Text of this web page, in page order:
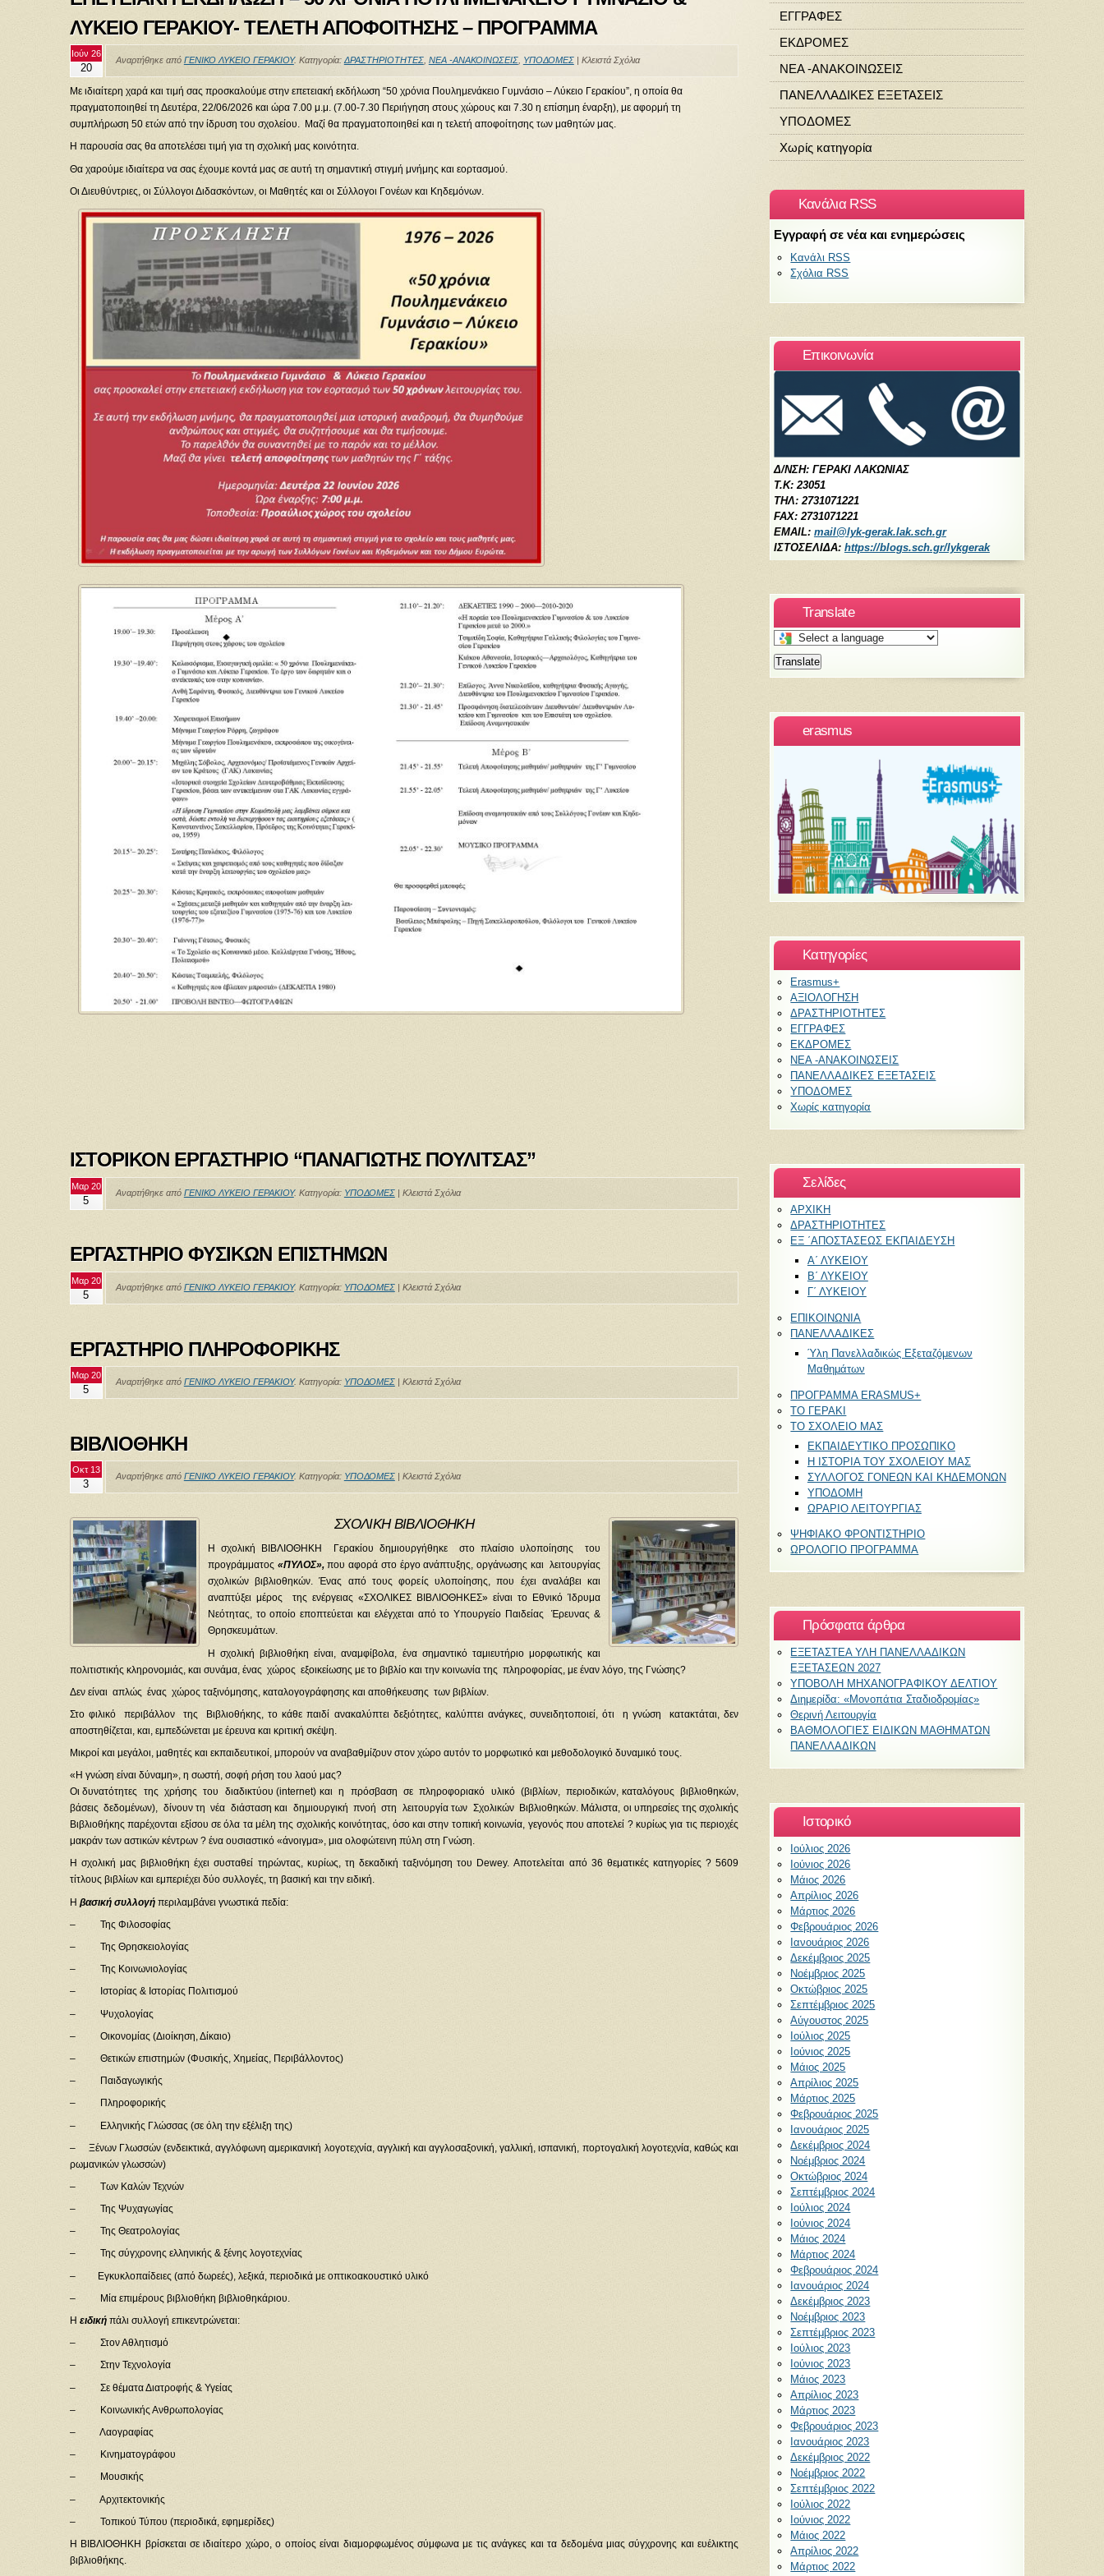
ΛΥΚΕΙΟ ΓΕΡΑΚΙΟΥ- ΤΕΛΕΤΗ ΑΠΟΦΟΙΤΗΣΗΣ – ΠΡΟΓΡΑΜΜΑ
Ιούν 26
20
Αναρτήθηκε από ΓΕΝΙΚΟ ΛΥΚΕΙΟ ΓΕΡΑΚΙΟΥ. Κατηγορία: ΔΡΑΣΤΗΡΙΟΤΗΤΕΣ, ΝΕΑ -ΑΝΑΚΟΙΝΩΣΕΙΣ, ΥΠΟΔΟΜΕΣ| Κλειστά Σχόλια
Με ιδιαίτερη χαρά και τιμή σας προσκαλούμε στην επετειακή εκδήλωση “50 χρόνια Πουλημενάκειο Γυμνάσιο – Λύκειο Γερακίου”, η οποία θα
πραγματοποιηθεί τη Δευτέρα, 22/06/2026 και ώρα 7.00 μ.μ. (7.00-7.30 Περιήγηση στους χώρους και 7.30 η επίσημη έναρξη), με αφορμή τη
συμπλήρωση 50 ετών από την ίδρυση του σχολείου. Μαζί θα πραγματοποιηθεί και η τελετή αποφοίτησης των μαθητών μας.
Η παρουσία σας θα αποτελέσει τιμή για τη σχολική μας κοινότητα.
Θα χαρούμε ιδιαίτερα να σας έχουμε κοντά μας σε αυτή τη σημαντική στιγμή μνήμης και εορτασμού.
Οι Διευθύντριες, οι Σύλλογοι Διδασκόντων, οι Μαθητές και οι Σύλλογοι Γονέων και Κηδεμόνων.
ΙΣΤΟΡΙΚΟΝ ΕΡΓΑΣΤΗΡΙΟ “ΠΑΝΑΓΙΩΤΗΣ ΠΟΥΛΙΤΣΑΣ”
Μαρ 20
5
Αναρτήθηκε από ΓΕΝΙΚΟ ΛΥΚΕΙΟ ΓΕΡΑΚΙΟΥ. Κατηγορία: ΥΠΟΔΟΜΕΣ| Κλειστά Σχόλια
ΕΡΓΑΣΤΗΡΙΟ ΦΥΣΙΚΩΝ ΕΠΙΣΤΗΜΩΝ
Μαρ 20
5
Αναρτήθηκε από ΓΕΝΙΚΟ ΛΥΚΕΙΟ ΓΕΡΑΚΙΟΥ. Κατηγορία: ΥΠΟΔΟΜΕΣ| Κλειστά Σχόλια
ΕΡΓΑΣΤΗΡΙΟ ΠΛΗΡΟΦΟΡΙΚΗΣ
Μαρ 20
5
Αναρτήθηκε από ΓΕΝΙΚΟ ΛΥΚΕΙΟ ΓΕΡΑΚΙΟΥ. Κατηγορία: ΥΠΟΔΟΜΕΣ| Κλειστά Σχόλια
ΒΙΒΛΙΟΘΗΚΗ
Οκτ 13
3
Αναρτήθηκε από ΓΕΝΙΚΟ ΛΥΚΕΙΟ ΓΕΡΑΚΙΟΥ. Κατηγορία: ΥΠΟΔΟΜΕΣ| Κλειστά Σχόλια
ΣΧΟΛΙΚΗ ΒΙΒΛΙΟΘΗΚΗ
Η σχολική ΒΙΒΛΙΟΘΗΚΗ Γερακίου δημιουργήθηκε στο πλαίσιο υλοποίησης του
προγράμματος «ΠΥΛΟΣ»,που αφορά στο έργο ανάπτυξης, οργάνωσης και λειτουργίας
σχολικών βιβλιοθηκών. Ένας από τους φορείς υλοποίησης, που έχει αναλάβει και
αναπτύξει μέρος της ενέργειας «ΣΧΟΛΙΚΕΣ ΒΙΒΛΙΟΘΗΚΕΣ» είναι το Εθνικό Ίδρυμα
Νεότητας, το οποίο εποπτεύεται και ελέγχεται από το Υπουργείο Παιδείας Έρευνας &
Θρησκευμάτων.
Η σχολική βιβλιοθήκη είναι, αναμφίβολα, ένα σημαντικό ταμιευτήριο μορφωτικής και
πολιτιστικής κληρονομιάς, και συνάμα, ένας χώρος εξοικείωσης με το βιβλίο και την κοινωνία της πληροφορίας, με έναν λόγο, της Γνώσης?
Δεν είναι απλώς ένας χώρος ταξινόμησης, καταλογογράφησης και αποθήκευσης των βιβλίων.
Στο φιλικό περιβάλλον της Βιβλιοθήκης, το κάθε παιδί ανακαλύπτει δεξιότητες, καλύπτει ανάγκες, συνειδητοποιεί, ότι η γνώση κατακτάται, δεν
αποστηθίζεται, και, εμπεδώνεται με έρευνα και κριτική σκέψη.
Μικροί και μεγάλοι, μαθητές και εκπαιδευτικοί, μπορούν να αναβαθμίζουν στον χώρο αυτόν το μορφωτικό και μεθοδολογικό δυναμικό τους.
«Η γνώση είναι δύναμη», η σωστή, σοφή ρήση του λαού μας?
Οι δυνατότητες της χρήσης του διαδικτύου (internet) και η πρόσβαση σε πληροφοριακό υλικό (βιβλίων, περιοδικών, καταλόγους βιβλιοθηκών,
βάσεις δεδομένων), δίνουν τη νέα διάσταση και δημιουργική πνοή στη λειτουργία των Σχολικών Βιβλιοθηκών. Μάλιστα, οι υπηρεσίες της σχολικής
Βιβλιοθήκης παρέχονται εξίσου σε όλα τα μέλη της σχολικής κοινότητας, όσο και στην τοπική κοινωνία, γεγονός που αποτελεί ? κυρίως για τις περιοχές
μακράν των αστικών κέντρων ? ένα ουσιαστικό «άνοιγμα», μια ολοφώτεινη πύλη στη Γνώση.
Η σχολική μας βιβλιοθήκη έχει συσταθεί τηρώντας, κυρίως, τη δεκαδική ταξινόμηση του Dewey. Αποτελείται από 36 θεματικές κατηγορίες ? 5609
τίτλους βιβλίων και εμπεριέχει δύο συλλογές, τη βασική και την ειδική.
Η βασική συλλογήπεριλαμβάνει γνωστικά πεδία:
– Της Φιλοσοφίας
– Της Θρησκειολογίας
– Της Κοινωνιολογίας
– Ιστορίας & Ιστορίας Πολιτισμού
– Ψυχολογίας
– Οικονομίας (Διοίκηση, Δίκαιο)
– Θετικών επιστημών (Φυσικής, Χημείας, Περιβάλλοντος)
– Παιδαγωγικής
– Πληροφορικής
– Ελληνικής Γλώσσας (σε όλη την εξέλιξη της)
– Ξένων Γλωσσών (ενδεικτικά, αγγλόφωνη αμερικανική λογοτεχνία, αγγλική και αγγλοσαξονική, γαλλική, ισπανική, πορτογαλική λογοτεχνία, καθώς και
ρωμανικών γλωσσών)
– Των Καλών Τεχνών
– Της Ψυχαγωγίας
– Της Θεατρολογίας
– Της σύγχρονης ελληνικής & ξένης λογοτεχνίας
– Εγκυκλοπαίδειες (από δωρεές), λεξικά, περιοδικά με οπτικοακουστικό υλικό
– Μία επιμέρους βιβλιοθήκη βιβλιοθηκάριου.
Η ειδικήπάλι συλλογή επικεντρώνεται:
– Στον Αθλητισμό
– Στην Τεχνολογία
– Σε θέματα Διατροφής & Υγείας
– Κοινωνικής Ανθρωπολογίας
– Λαογραφίας
– Κινηματογράφου
– Μουσικής
– Αρχιτεκτονικής
– Τοπικού Τύπου (περιοδικά, εφημερίδες)
Η ΒΙΒΛΙΟΘΗΚΗ βρίσκεται σε ιδιαίτερο χώρο, ο οποίος είναι διαμορφωμένος σύμφωνα με τις ανάγκες και τα δεδομένα μιας σύγχρονης και ευέλικτης
βιβλιοθήκης.
ΕΓΓΡΑΦΕΣ
ΕΚΔΡΟΜΕΣ
ΝΕΑ -ΑΝΑΚΟΙΝΩΣΕΙΣ
ΠΑΝΕΛΛΑΔΙΚΕΣ ΕΞΕΤΑΣΕΙΣ
ΥΠΟΔΟΜΕΣ
Χωρίς κατηγορία
Κανάλια RSS
Εγγραφή σε νέα και ενημερώσεις
Κανάλι RSS
Σχόλια RSS
Επικοινωνία
Δ/ΝΣΗ: ΓΕΡΑΚΙ ΛΑΚΩΝΙΑΣ
Τ.Κ: 23051
ΤΗΛ: 2731071221
FAX: 2731071221
EMAIL: mail@lyk-gerak.lak.sch.gr
ΙΣΤΟΣΕΛΙΔΑ: https://blogs.sch.gr/lykgerak
Translate
Select
a
language
this
Translate
erasmus
Kατηγορίες
Erasmus+
ΑΞΙΟΛΟΓΗΣΗ
ΔΡΑΣΤΗΡΙΟΤΗΤΕΣ
ΕΓΓΡΑΦΕΣ
ΕΚΔΡΟΜΕΣ
ΝΕΑ -ΑΝΑΚΟΙΝΩΣΕΙΣ
ΠΑΝΕΛΛΑΔΙΚΕΣ ΕΞΕΤΑΣΕΙΣ
ΥΠΟΔΟΜΕΣ
Χωρίς κατηγορία
Σελίδες
ΑΡΧΙΚΗ
ΔΡΑΣΤΗΡΙΟΤΗΤΕΣ
ΕΞ ΄ΑΠΟΣΤΑΣΕΩΣ ΕΚΠΑΙΔΕΥΣΗ
Α΄ ΛΥΚΕΙΟΥ
Β΄ ΛΥΚΕΙΟΥ
Γ΄ ΛΥΚΕΙΟΥ
ΕΠΙΚΟΙΝΩΝΙΑ
ΠΑΝΕΛΛΑΔΙΚΕΣ
Ύλη Πανελλαδικώς Εξεταζόμενων
Μαθημάτων
ΠΡΟΓΡΑΜΜΑ ERASMUS+
ΤΟ ΓΕΡΑΚΙ
ΤΟ ΣΧΟΛΕΙΟ ΜΑΣ
ΕΚΠΑΙΔΕΥΤΙΚΟ ΠΡΟΣΩΠΙΚΟ
Η ΙΣΤΟΡΙΑ ΤΟΥ ΣΧΟΛΕΙΟΥ ΜΑΣ
ΣΥΛΛΟΓΟΣ ΓΟΝΕΩΝ ΚΑΙ ΚΗΔΕΜΟΝΩΝ
ΥΠΟΔΟΜΗ
ΩΡΑΡΙΟ ΛΕΙΤΟΥΡΓΙΑΣ
ΨΗΦΙΑΚΟ ΦΡΟΝΤΙΣΤΗΡΙΟ
ΩΡΟΛΟΓΙΟ ΠΡΟΓΡΑΜΜΑ
Πρόσφατα άρθρα
ΕΞΕΤΑΣΤΕΑ ΥΛΗ ΠΑΝΕΛΛΑΔΙΚΩΝ
ΕΞΕΤΑΣΕΩΝ 2027
ΥΠΟΒΟΛΗ ΜΗΧΑΝΟΓΡΑΦΙΚΟΥ ΔΕΛΤΙΟΥ
Διημερίδα: «Μονοπάτια Σταδιοδρομίας»
Θερινή Λειτουργία
ΒΑΘΜΟΛΟΓΙΕΣ ΕΙΔΙΚΩΝ ΜΑΘΗΜΑΤΩΝ
ΠΑΝΕΛΛΑΔΙΚΩΝ
Ιστορικό
Ιούλιος 2026
Ιούνιος 2026
Μάιος 2026
Απρίλιος 2026
Μάρτιος 2026
Φεβρουάριος 2026
Ιανουάριος 2026
Δεκέμβριος 2025
Νοέμβριος 2025
Οκτώβριος 2025
Σεπτέμβριος 2025
Αύγουστος 2025
Ιούλιος 2025
Ιούνιος 2025
Μάιος 2025
Απρίλιος 2025
Μάρτιος 2025
Φεβρουάριος 2025
Ιανουάριος 2025
Δεκέμβριος 2024
Νοέμβριος 2024
Οκτώβριος 2024
Σεπτέμβριος 2024
Ιούλιος 2024
Ιούνιος 2024
Μάιος 2024
Μάρτιος 2024
Φεβρουάριος 2024
Ιανουάριος 2024
Δεκέμβριος 2023
Νοέμβριος 2023
Σεπτέμβριος 2023
Ιούλιος 2023
Ιούνιος 2023
Μάιος 2023
Απρίλιος 2023
Μάρτιος 2023
Φεβρουάριος 2023
Ιανουάριος 2023
Δεκέμβριος 2022
Νοέμβριος 2022
Σεπτέμβριος 2022
Ιούλιος 2022
Ιούνιος 2022
Μάιος 2022
Απρίλιος 2022
Μάρτιος 2022